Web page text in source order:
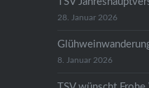
28. Januar 2026
8. Januar 2026